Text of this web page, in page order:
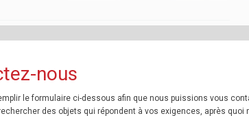
nous
le formulaire ci-dessous afin que nous puissions vous
des objets qui répondent à vos exigences, après